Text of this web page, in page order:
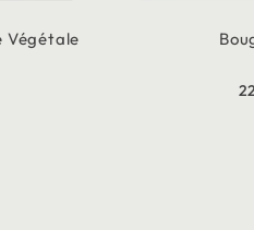
Végétale